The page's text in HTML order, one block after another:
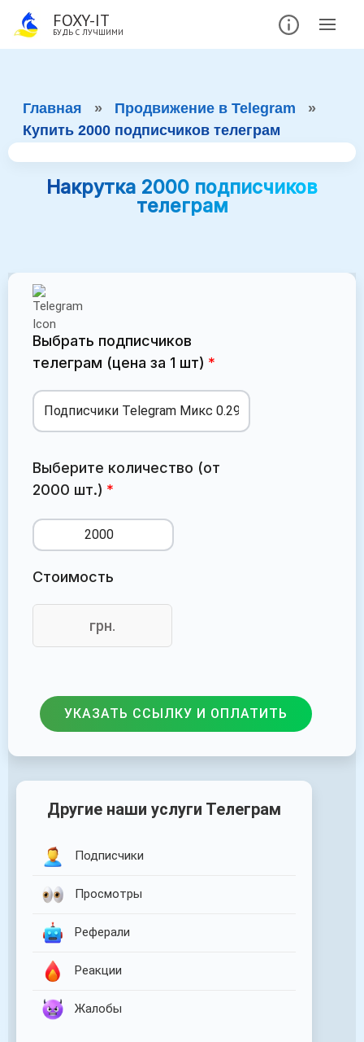
FOXY-IT
БУДЬ С ЛУЧШИМИ
Главная » Продвижение в Telegram
»
Купить 2000 подписчиков телеграм
Накрутка 2000 подписчиков
телеграм
Выбрать подписчиков
телеграм (цена за 1 шт)
Выберите количество (от
2000 шт.)
Стоимость
грн.
УКАЗАТЬ ССЫЛКУ И ОПЛАТИТЬ
Другие наши услуги Телеграм
Подписчики
Просмотры
Реферали
Реакции
Жалобы